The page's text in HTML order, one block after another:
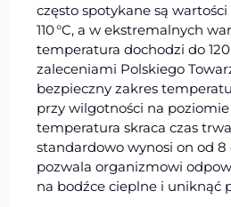
często spotykane są
110 °C, a w ekstremalnych
temperatura dochodzi do
zaleceniami Polskiego
bezpieczny zakres
przy wilgotności na poziomie
temperatura skraca czas
standardowo wynosi on od 8
pozwala organizmowi
na bodźce cieplne i uniknąć